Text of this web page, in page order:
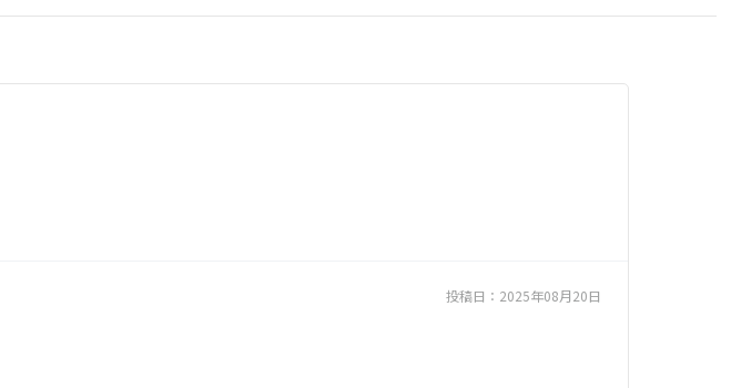
投稿日： 2025年08月20日